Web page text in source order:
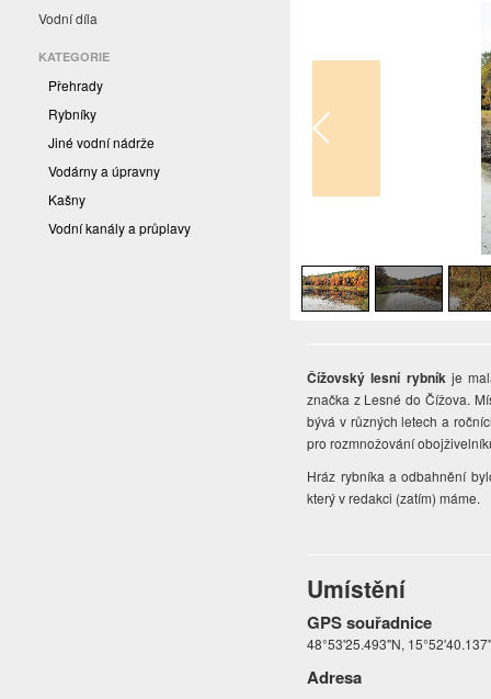
Vodní díla
KATEGORIE
Přehrady
Rybníky
Jiné vodní nádrže
Vodárny a úpravny
Kašny
Vodní kanály a průplavy
Čížovský lesní rybník je
značka z Lesné do Čížova.
bývá v různých letech a
pro rozmnožování
Hráz rybníka a odbahnění
který v redakci (zatím) máme.
Umístění
GPS souřadnice
48°53'25.493"N,
Adresa